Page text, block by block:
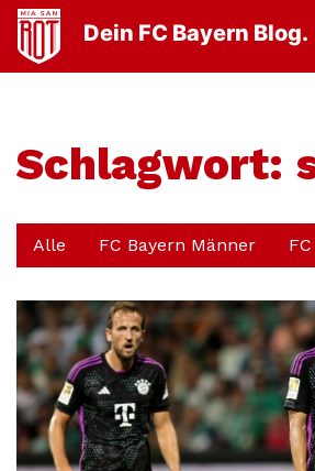
Dein FC Bayern Blog.
Schlagwort:
Alle FC Bayern Männer